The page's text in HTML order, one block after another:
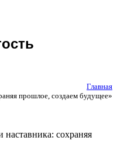
Главная
прошлое, создаем будущее»
наставника: сохраняя